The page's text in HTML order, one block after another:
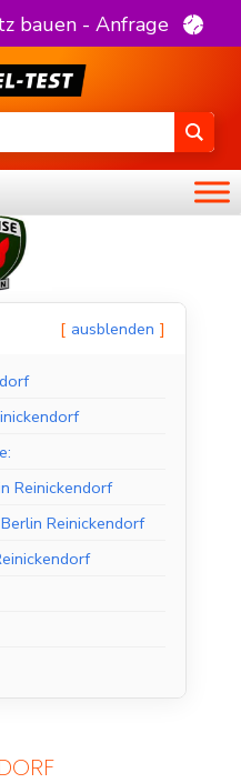
bauen - Anfrage
ausblenden
Reinickendorf
Reinickendorf